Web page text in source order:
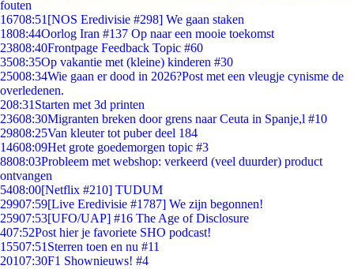
fouten
16708:51 [NOS Eredivisie #298] We gaan staken
1808:44Oorlog Iran #137 Op naar een mooie toekomst
23808:40Frontpage Feedback Topic #60
3508:35Op vakantie met (kleine) kinderen #30
25008:34Wie gaan er dood in 2026?Post met een vleugje cynisme de
overledenen.
208:31 Starten met 3d printen
23608:30Migranten breken door grens naar Ceuta in Spanje,l #10
29808:25Van kleuter tot puber deel 184
14608:09Het grote goedemorgen topic #3
8808:03Probleem met webshop: verkeerd (veel duurder) product
ontvangen
5408:00[Netflix #210] TUDUM
29907:59[Live Eredivisie #1787] We zijn begonnen!
25907:53[UFO/UAP] #16 The Age of Disclosure
407:52Post hier je favoriete SHO podcast!
15507:51 Sterren toen en nu #11
20107:30F1 Shownieuws! #4